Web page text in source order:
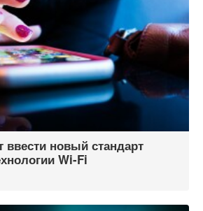
ввести новый стандарт
Wi-Fi